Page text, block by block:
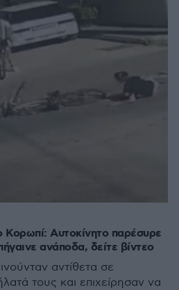
Αυτοκίνητο παρέσυρε
ανάποδα, δείτε βίντεο
αντίθετα σε
τους και επιχείρησαν να